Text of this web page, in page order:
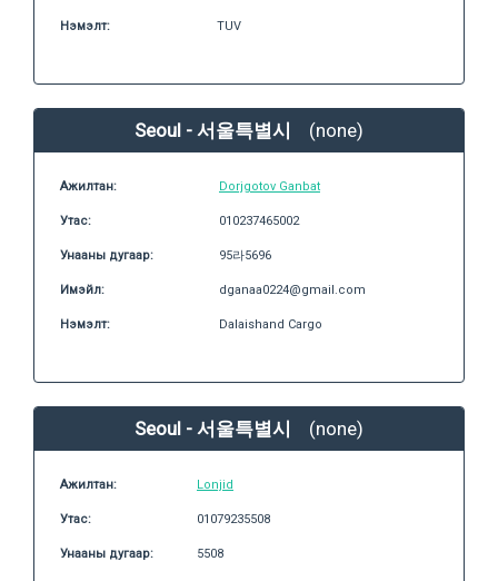
Нэмэлт: TUV
Seoul - 서울특별시 (none)
Ажилтан: Dorjgotov Ganbat
Утас: 010237465002
Унааны дугаар: 95라5696
Имэйл: dganaa0224@gmail.com
Нэмэлт: Dalaishand Cargo
Seoul - 서울특별시 (none)
Ажилтан: Lonjid
Утас: 01079235508
Унааны дугаар: 5508